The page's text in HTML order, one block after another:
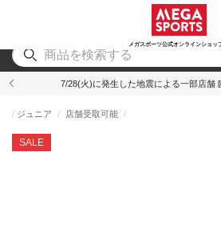
メガスポーツ公式オンラインショッ
アウトドア
7/28(火)に発生した地震による一部店舗
SALE
ジュニア 店舗受取可能